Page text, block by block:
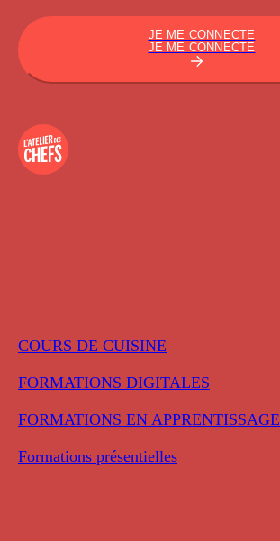
COURS DE CUISINE
FORMATIONS DIGITALES
FORMATIONS EN APPRENTISSAGE
Formations présentielles
JE ME CONNECTE
JE ME CONNECTE